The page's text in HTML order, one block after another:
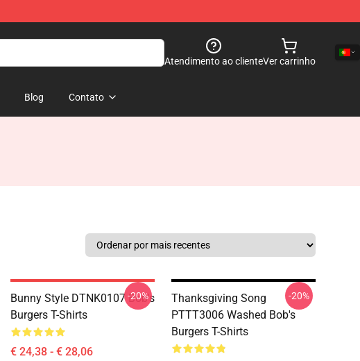
Atendimento ao clienteVer carrinho
Blog Contato
Bunny Style DTNK0107 Bob's
Burgers T-Shirts
€ 24,38 - € 28,06
-20%
Thanksgiving Song
PTTT3006 Washed Bob's
Burgers T-Shirts
-20%